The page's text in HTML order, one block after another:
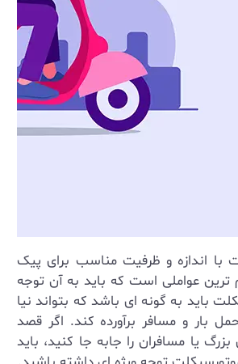
با اندازه و ظرفیت مناسب برای پیک
ترین عواملی است که باید به آن توجه
باید به گونه‌ ای باشد که بتواند نیا
بار و مسافر برآورده کند. اگر قصد
یا مسافران را جابه‌ جا کنید، باید